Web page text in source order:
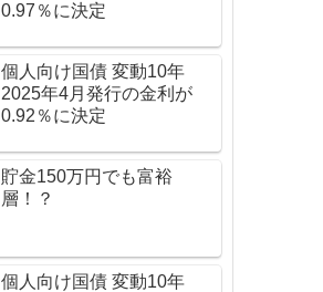
0.97％に決定
個人向け国債 変動10年
2025年4月発行の金利が
0.92％に決定
貯金150万円でも富裕
層！？
個人向け国債 変動10年